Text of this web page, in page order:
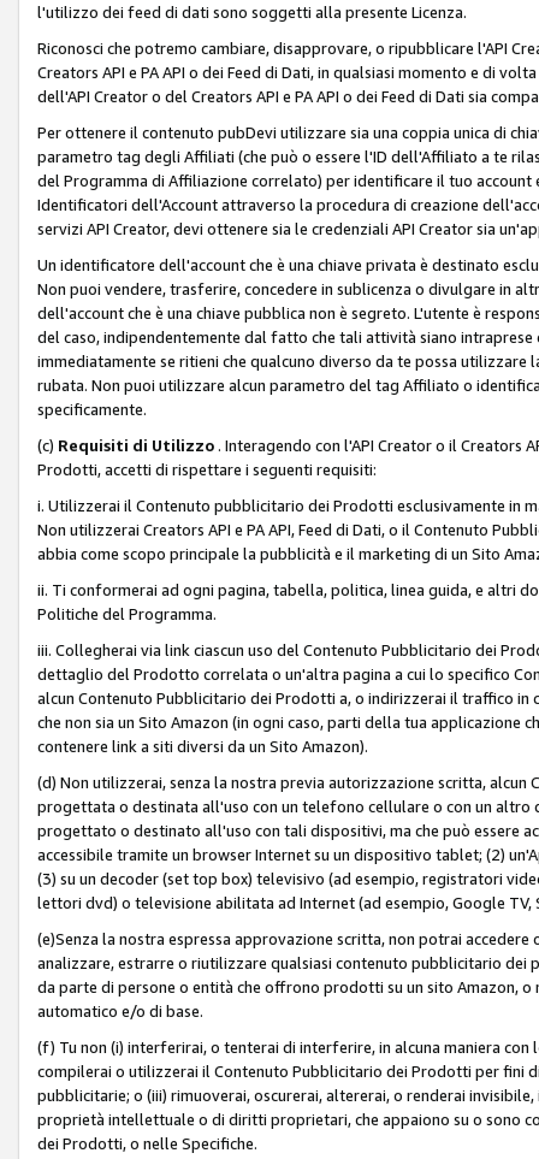
l'utilizzo dei feed di dati sono soggetti alla presente Licenza.
Riconosci che potremo cambiare, disapprovare, o ripubblicare l'API
Creators API e PA API o dei Feed di Dati, in qualsiasi momento e di
dell'API Creator o del Creators API e PA API o dei Feed di Dati sia
Per ottenere il contenuto pubDevi utilizzare sia una coppia unica di
parametro tag degli Affiliati (che può o essere l'ID dell'Affiliato a te
del Programma di Affiliazione correlato) per identificare il tuo account
Identificatori dell'Account attraverso la procedura di creazione
servizi API Creator, devi ottenere sia le credenziali API Creator sia
Un identificatore dell'account che è una chiave privata è destinato
Non puoi vendere, trasferire, concedere in sublicenza o divulgare in
dell'account che è una chiave pubblica non è segreto. L'utente è
del caso, indipendentemente dal fatto che tali attività siano
immediatamente se ritieni che qualcuno diverso da te possa
rubata. Non puoi utilizzare alcun parametro del tag Affiliato o
specificamente.
(c) Requisiti di Utilizzo . Interagendo con l'API Creator o il Creators
Prodotti, accetti di rispettare i seguenti requisiti:
i. Utilizzerai il Contenuto pubblicitario dei Prodotti esclusivamente in
Non utilizzerai Creators API e PA API, Feed di Dati, o il Contenuto
abbia come scopo principale la pubblicità e il marketing di un Sito
ii. Ti conformerai ad ogni pagina, tabella, politica, linea guida, e altri
Politiche del Programma.
iii. Collegherai via link ciascun uso del Contenuto Pubblicitario dei
dettaglio del Prodotto correlata o un'altra pagina a cui lo specifico
alcun Contenuto Pubblicitario dei Prodotti a, o indirizzerai il traffico in
che non sia un Sito Amazon (in ogni caso, parti della tua
contenere link a siti diversi da un Sito Amazon).
(d) Non utilizzerai, senza la nostra previa autorizzazione scritta,
progettata o destinata all'uso con un telefono cellulare o con un
progettato o destinato all'uso con tali dispositivi, ma che può essere
accessibile tramite un browser Internet su un dispositivo tablet; (2)
(3) su un decoder (set top box) televisivo (ad esempio, registratori
lettori dvd) o televisione abilitata ad Internet (ad esempio, Google TV,
(e)Senza la nostra espressa approvazione scritta, non potrai
analizzare, estrarre o riutilizzare qualsiasi contenuto pubblicitario
da parte di persone o entità che offrono prodotti su un sito Amazon,
automatico e/o di base.
(f) Tu non (i) interferirai, o tenterai di interferire, in alcuna maniera
compilerai o utilizzerai il Contenuto Pubblicitario dei Prodotti per
pubblicitarie; o (iii) rimuoverai, oscurerai, altererai, o renderai
proprietà intellettuale o di diritti proprietari, che appaiono su o sono
dei Prodotti, o nelle Specifiche.